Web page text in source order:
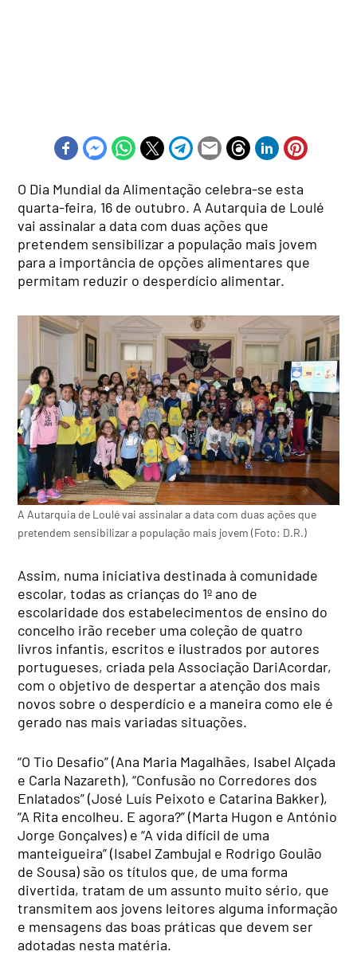
O Dia Mundial da Alimentação celebra-se esta
quarta-feira, 16 de outubro. A Autarquia de Loulé
vai assinalar a data com duas ações que
pretendem sensibilizar a população mais jovem
para a importância de opções alimentares que
permitam reduzir o desperdício alimentar.
A Autarquia de Loulé vai assinalar a data com duas ações que
pretendem sensibilizar a população mais jovem (Foto: D.R.)
Assim, numa iniciativa destinada à comunidade
escolar, todas as crianças do 1º ano de
escolaridade dos estabelecimentos de ensino do
concelho irão receber uma coleção de quatro
livros infantis, escritos e ilustrados por autores
portugueses, criada pela Associação DariAcordar,
com o objetivo de despertar a atenção dos mais
novos sobre o desperdício e a maneira como ele é
gerado nas mais variadas situações.
“O Tio Desafio” (Ana Maria Magalhães, Isabel Alçada
e Carla Nazareth), “Confusão no Corredores dos
Enlatados” (José Luís Peixoto e Catarina Bakker),
“A Rita encolheu. E agora?” (Marta Hugon e António
Jorge Gonçalves) e “A vida difícil de uma
manteigueira” (Isabel Zambujal e Rodrigo Goulão
de Sousa) são os títulos que, de uma forma
divertida, tratam de um assunto muito sério, que
transmitem aos jovens leitores alguma informação
e mensagens das boas práticas que devem ser
adotadas nesta matéria.